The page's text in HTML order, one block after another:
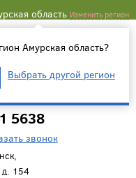
область Изменить регион
Амурская область?
Выбрать другой регион
5638
звонок
д. 154